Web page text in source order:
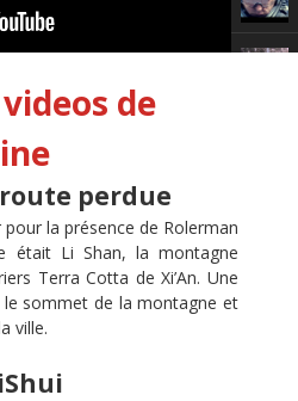
de
perdue
la présence de Rolerman
était Li Shan, la montagne
Terra Cotta de Xi’An. Une
sommet de la montagne et
ville.